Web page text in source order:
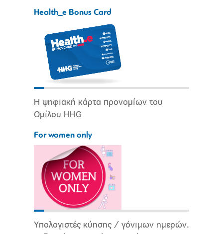
Health_e Bonus Card
Η ψηφιακή κάρτα προνομίων του
Ομίλου HHG
For women only
Υπολογιστές κύησης / γόνιμων ημερών.